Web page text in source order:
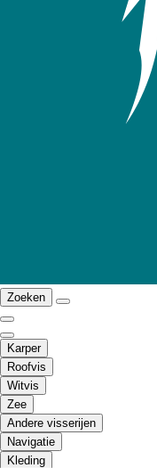
Zoeken
Karper
Roofvis
Witvis
Zee
Andere visserijen
Navigatie
Kleding